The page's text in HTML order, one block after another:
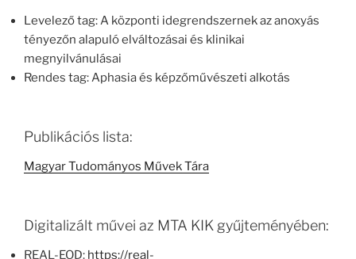
Levelező tag: A központi idegrendszernek az anoxyás
tényezőn alapuló elváltozásai és klinikai
megnyilvánulásai
Rendes tag: Aphasia és képzőművészeti alkotás
Publikációs lista:
Magyar Tudományos Művek Tára
Digitalizált művei az MTA KIK gyűjteményében:
REAL-EOD: https://real-